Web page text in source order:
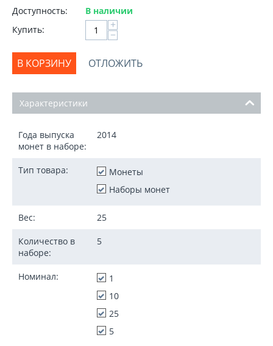
Доступность:
В наличии
Купить:
+
−
В КОРЗИНУ ОТЛОЖИТЬ
Характеристики
Года выпуска
монет в наборе:
2014
Тип товара:
Монеты
Наборы монет
Вес: 25
Количество в
наборе:
5
Номинал:
1
10
25
5